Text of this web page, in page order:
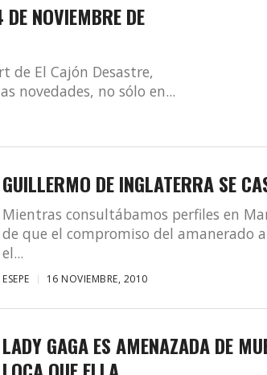
NOVIEMBRE DE
de El Cajón Desastre,
novedades, no sólo en...
GUILLERMO DE INGLATERRA SE
Mientras consultábamos perfiles en
de que el compromiso del amanerado
el...
ESEPE 16 NOVIEMBRE, 2010
LADY GAGA ES AMENAZADA DE